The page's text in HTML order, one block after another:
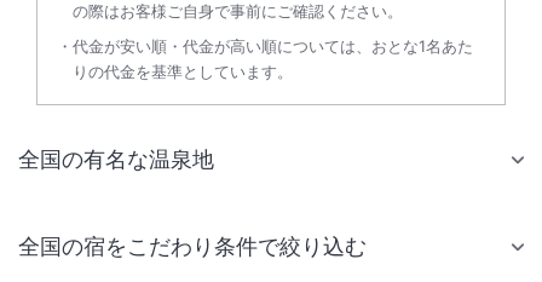
の際はお客様ご自身で事前にご確認ください。
代金が安い順・代金が高い順については、おとな1名あた
りの代金を基準としています。
全国の有名な温泉地
全国の宿をこだわり条件で絞り込む